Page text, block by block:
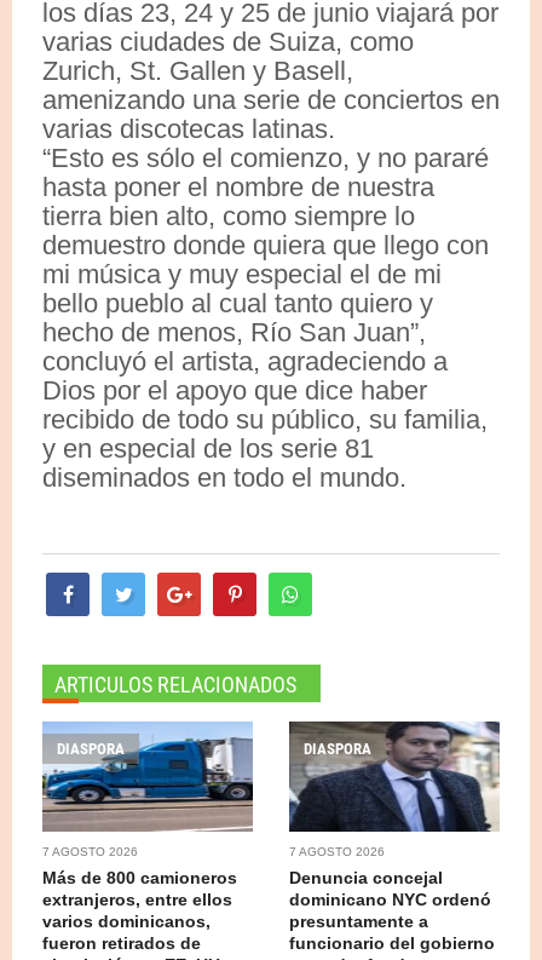
los días 23, 24 y 25 de junio viajará por
varias ciudades de Suiza, como
Zurich, St. Gallen y Basell,
amenizando una serie de conciertos en
varias discotecas latinas.
“Esto es sólo el comienzo, y no pararé
hasta poner el nombre de nuestra
tierra bien alto, como siempre lo
demuestro donde quiera que llego con
mi música y muy especial el de mi
bello pueblo al cual tanto quiero y
hecho de menos, Río San Juan”,
concluyó el artista, agradeciendo a
Dios por el apoyo que dice haber
recibido de todo su público, su familia,
y en especial de los serie 81
diseminados en todo el mundo.
ARTICULOS RELACIONADOS
DIASPORA
7 AGOSTO 2026
Más de 800 camioneros
extranjeros, entre ellos
varios dominicanos,
fueron retirados de
DIASPORA
7 AGOSTO 2026
Denuncia concejal
dominicano NYC ordenó
presuntamente a
funcionario del gobierno